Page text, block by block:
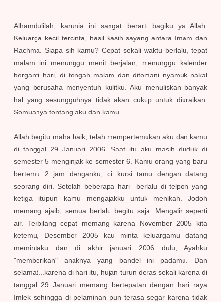
Alhamdulilah, karunia ini sangat berarti bagiku ya Allah.
Keluarga kecil tercinta, hasil kasih sayang antara Imam dan
Rachma. Siapa sih kamu? Cepat sekali waktu berlalu, tepat
malam ini menunggu menit berjalan, menunggu kalender
berganti hari, di tengah malam dan ditemani nyamuk nakal
yang berusaha menyentuh kulitku. Aku menuliskan banyak
hal yang sesungguhnya tidak akan cukup untuk diuraikan.
Semuanya tentang aku dan kamu.
Allah begitu maha baik, telah mempertemukan aku dan kamu
di tanggal 29 Januari 2006. Saat itu aku masih duduk di
semester 5 menginjak ke semester 6. Kamu orang yang baru
bertemu 2 jam denganku, di kursi tamu dengan datang
seorang diri. Setelah beberapa hari berlalu di telpon yang
ketiga itupun kamu mengajakku untuk menikah. Jodoh
memang ajaib, semua berlalu begitu saja. Mengalir seperti
air. Terbilang cepat memang karena November 2005 kita
ketemu, Desember 2005 kau minta keluargamu datang
memintaku dan di akhir januari 2006dulu, Ayahku
"memberikan" anaknya yang bandel ini padamu. Dan
selamat...karena di hari itu, hujan turun deras sekali karena di
tanggal 29 Januari memang bertepatan dengan hari raya
Imlek sehingga di pelaminan pun terasa segar karena tidak